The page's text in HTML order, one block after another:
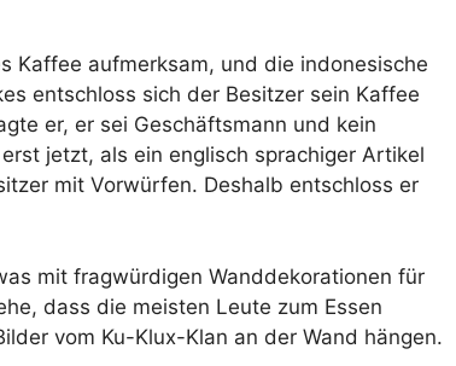
Kaffee aufmerksam, und die indonesische
entschloss sich der Besitzer sein Kaffee
er, er sei Geschäftsmann und kein
jetzt, als ein englisch sprachiger Artikel
mit Vorwürfen. Deshalb entschloss er
mit fragwürdigen Wanddekorationen für
dass die meisten Leute zum Essen
vom Ku-Klux-Klan an der Wand hängen.